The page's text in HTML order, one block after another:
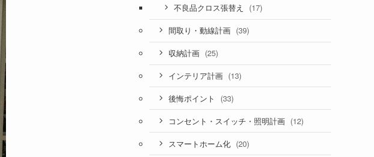
不良品クロス張替え (17)
間取り・動線計画 (39)
収納計画 (25)
インテリア計画 (13)
後悔ポイント (33)
コンセント・スイッチ・照明計画 (12)
スマートホーム化 (20)